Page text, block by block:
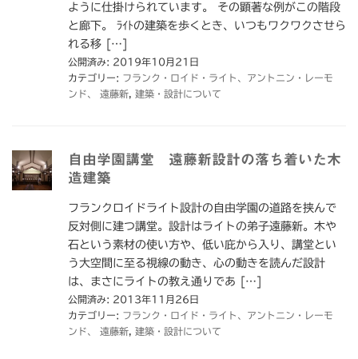
ように仕掛けられています。 その顕著な例がこの階段
と廊下。 ﾗｲﾄの建築を歩くとき、いつもワクワクさせら
れる移 […]
公開済み: 2019年10月21日
カテゴリー: フランク・ロイド・ライト、アントニン・レーモ
ンド、 遠藤新
建築・設計について
自由学園講堂 遠藤新設計の落ち着いた木
造建築
フランクロイドライト設計の自由学園の道路を挟んで
反対側に建つ講堂。設計はライトの弟子遠藤新。木や
石という素材の使い方や、低い庇から入り、講堂とい
う大空間に至る視線の動き、心の動きを読んだ設計
は、まさにライトの教え通りであ […]
公開済み: 2013年11月26日
カテゴリー: フランク・ロイド・ライト、アントニン・レーモ
ンド、 遠藤新
建築・設計について